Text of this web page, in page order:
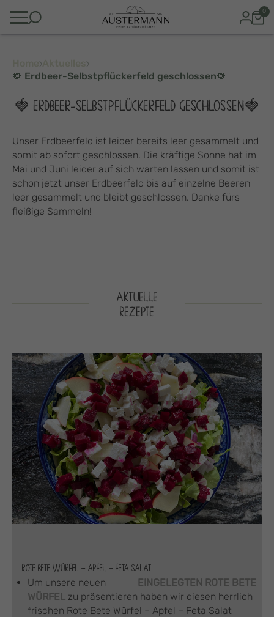
0
🍓 Erdbeer-Selbstpflückerfeld geschlossen🍓
🍓 ERDBEER-SELBSTPFLÜCKERFELD GESCHLOSSEN🍓
Unser Erdbeerfeld ist leider bereits leer gesammelt und
somit ab sofort geschlossen. Die kräftige Sonne hat im
Mai und Juni leider auf sich warten lassen und somit ist
schon jetzt unser Erdbeerfeld bis auf einzelne Beeren
leer gesammelt und bleibt geschlossen. Danke fürs
fleißige Sammeln!
AKTUELLE
REZEPTE
ROTE BETE WÜRFEL – APFEL – FETA SALAT
Um unsere neuen
EINGELEGTEN ROTE BETE
WÜRFEL zu präsentieren haben wir diesen herrlich
frischen Rote Bete Würfel – Apfel – Feta Salat